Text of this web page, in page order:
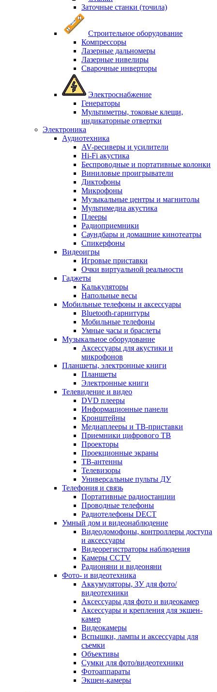
Заточные станки (точила)
Строительное оборудование
Компрессоры
Лазерные дальномеры
Лазерные нивелиры
Сварочные инверторы
Электроснабжение
Генераторы
Мультиметры, токовые клещи,
индикаторные отвертки
Электроника
Аудиотехника
AV-ресиверы и усилители
Hi-Fi акустика
Беспроводные и портативные колонки
Виниловые проигрыватели
Диктофоны
Микрофоны
Музыкальные центры и магнитолы
Мультимедиа акустика
Плееры
Радиоприемники
Саундбары и домашние кинотеатры
Спикерфоны
Видеоигры
Игровые приставки
Очки виртуальной реальности
Гаджеты
Калькуляторы
Напольные весы
Мобильные телефоны и аксессуары
Bluetooth-гарнитуры
Мобильные телефоны
Умные часы и браслеты
Музыкальное оборудование
Аксессуары для акустики и
микрофонов
Планшеты, электронные книги
Планшеты
Электронные книги
Телевидение и видео
DVD плееры
Информационные панели
Кронштейны
Медиаплееры и ТВ-приставки
Приемники цифрового ТВ
Проекторы
Проекционные экраны
ТВ-антенны
Телевизоры
Универсальные пульты ДУ
Телефония и связь
Портативные радиостанции
Проводные телефоны
Радиотелефоны DECT
Умный дом и видеонаблюдение
Видеодомофоны, контроллеры доступа
и аксессуары
Видеорегистраторы наблюдения
Камеры CCTV
Радионяни и видеоняни
Фото- и видеотехника
Аккумуляторы, ЗУ для фото/
видеотехники
Аксессуары для фото и видеокамер
Аксессуары и крепления для экшен-
камер
Видеокамеры
Вспышки, лампы и аксессуары для
съемки
Объективы
Сумки для фото/видеотехники
Фотоаппараты
Экшен-камеры